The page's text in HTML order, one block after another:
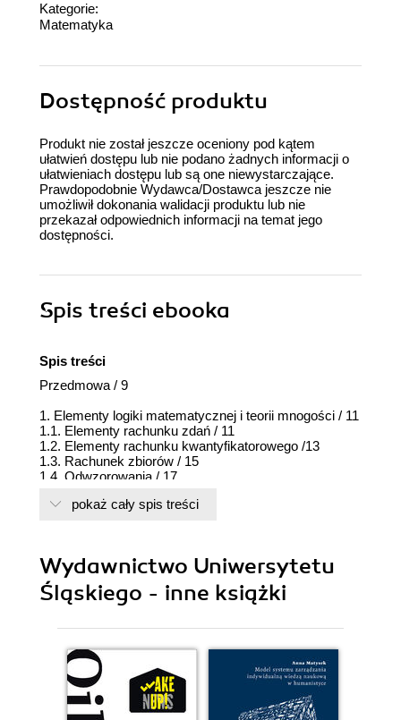
Kategorie:
Matematyka
Dostępność produktu
Produkt nie został jeszcze oceniony pod kątem
ułatwień dostępu lub nie podano żadnych informacji o
ułatwieniach dostępu lub są one niewystarczające.
Prawdopodobnie Wydawca/Dostawca jeszcze nie
umożliwił dokonania walidacji produktu lub nie
przekazał odpowiednich informacji na temat jego
dostępności.
Spis treści ebooka
Spis treści
Przedmowa / 9
1. Elementy logiki matematycznej i teorii mnogości / 11
1.1. Elementy rachunku zdań / 11
1.2. Elementy rachunku kwantyfikatorowego /13
1.3. Rachunek zbiorów / 15
1.4. Odwzorowania / 17
2.2. Funkcje monotoniczne i wypukłe / 30
2.3. Funkcje elementarne / 34
2.4. Liczby zespolone / 51
3.1. Macierze / 61
3.2. Wyznaczniki / 65
3.3. Wzory Cramera / 74
3.4. Układy liniowe / 80
pokaż cały spis treści
Wydawnictwo Uniwersytetu
Śląskiego - inne książki